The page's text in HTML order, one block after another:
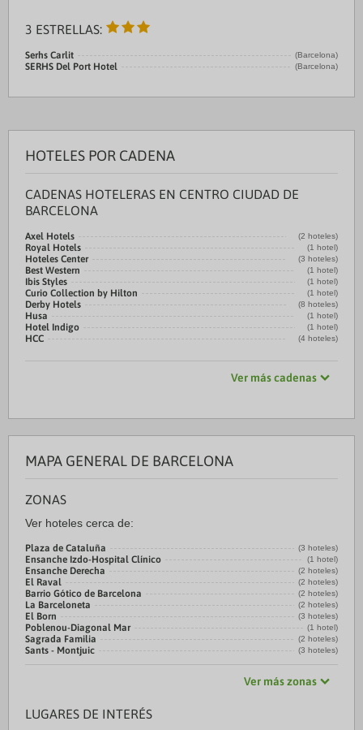
3 ESTRELLAS:
Serhs Carlit (Barcelona)
SERHS Del Port Hotel (Barcelona)
HOTELES POR CADENA
CADENAS HOTELERAS EN CENTRO CIUDAD DE
BARCELONA
Axel Hotels (2 hoteles)
Royal Hotels (1 hotel)
Hoteles Center (3 hoteles)
Best Western (1 hotel)
Ibis Styles (1 hotel)
Curio Collection by Hilton (1 hotel)
Derby Hotels (8 hoteles)
Husa (1 hotel)
Hotel Indigo (1 hotel)
HCC (4 hoteles)
Ver más cadenas
MAPA GENERAL DE BARCELONA
ZONAS
Ver hoteles cerca de:
Plaza de Cataluña (3 hoteles)
Ensanche Izdo-Hospital Clínico (1 hotel)
Ensanche Derecha (2 hoteles)
El Raval (2 hoteles)
Barrio Gótico de Barcelona (2 hoteles)
La Barceloneta (2 hoteles)
El Born (3 hoteles)
Poblenou-Diagonal Mar (1 hotel)
Sagrada Familia (2 hoteles)
Sants - Montjuic (3 hoteles)
Ver más zonas
LUGARES DE INTERÉS